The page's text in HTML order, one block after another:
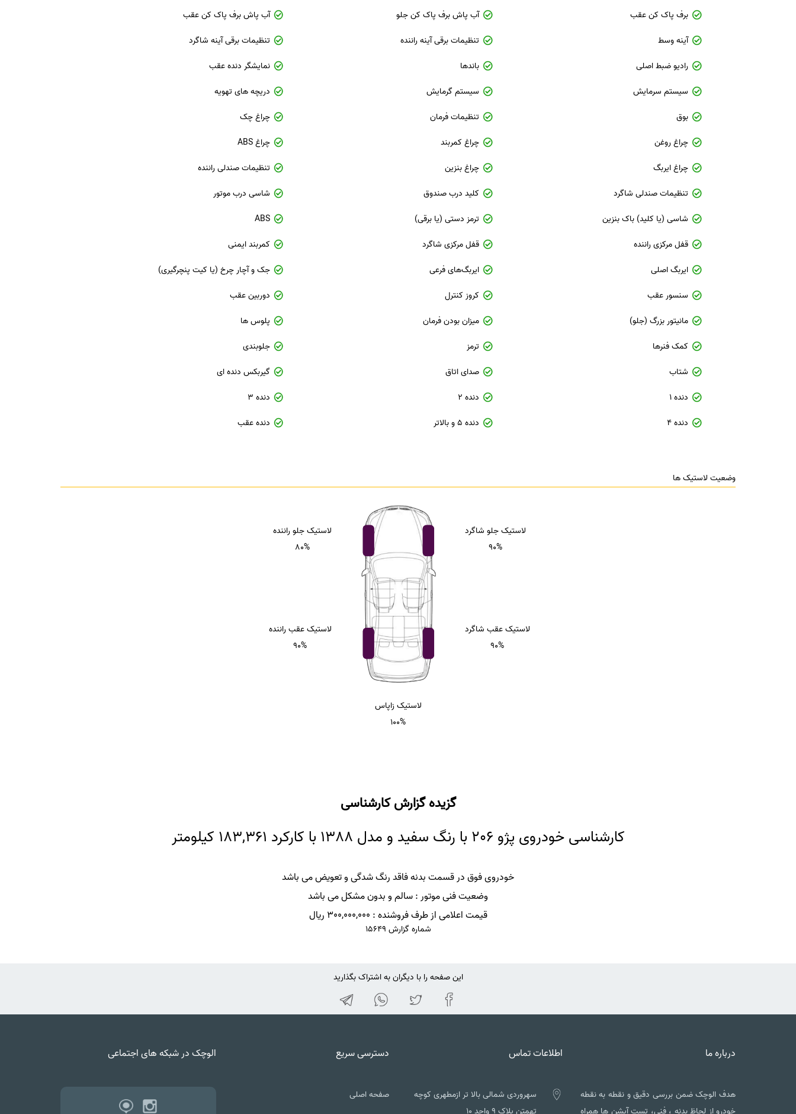
برف پاک کن عقب
آب پاش برف پاک کن جلو
آب پاش برف پاک کن عقب
آینه وسط
تنظیمات برقی آینه راننده
تنظیمات برقی آینه شاگرد
رادیو ضبط اصلی
باندها
نمایشگر دنده عقب
سیستم سرمایش
سیستم گرمایش
دریچه های تهویه
بوق
تنظیمات فرمان
چراغ چک
چراغ روغن
چراغ کمربند
چراغ ABS
چراغ ایربگ
چراغ بنزین
تنظیمات صندلی راننده
تنظیمات صندلی شاگرد
کلید درب صندوق
شاسی درب موتور
شاسی (یا کلید) باک بنزین
ترمز دستی (یا برقی)
ABS
قفل مرکزی راننده
قفل مرکزی شاگرد
کمربند ایمنی
ایربگ اصلی
ایربگ‌های فرعی
جک و آچار چرخ (یا کیت پنچرگیری)
سنسور عقب
کروز کنترل
دوربین عقب
مانیتور بزرگ (جلو)
میزان بودن فرمان
پلوس ها
کمک فنرها
ترمز
جلوبندی
شتاب
صدای اتاق
گیربکس دنده ای
دنده 1
دنده 2
دنده 3
دنده 4
دنده 5 و بالاتر دنده عقب
وضعیت لاستیک ها
لاستیک جلو شاگرد
90%
لاستیک عقب شاگرد
90%
لاستیک جلو راننده
80%
لاستیک عقب راننده
90%
لاستیک زاپاس
100%
گزیده گزارش کارشناسی
کارشناسی خودروی پژو 206 با رنگ سفید و مدل 1388 با کارکرد 183,361 کیلومتر
خودروی فوق در قسمت بدنه فاقد رنگ شدگی و تعویض می باشد
وضعیت فنی موتور : سالم و بدون مشکل می باشد
قیمت اعلامی از طرف فروشنده : 300,000,000 ریال
شماره گزارش 15649
این صفحه را با دیگران به اشتراک بگذارید
درباره ما
هدف الوچک ضمن بررسی دقیق و نقطه به نقطه
اطلاعات تماس
سهروردی شمالی بالا تر ازمطهری کوچه
دسترسی سریع
صفحه اصلی
الوچک در شبکه های اجتماعی